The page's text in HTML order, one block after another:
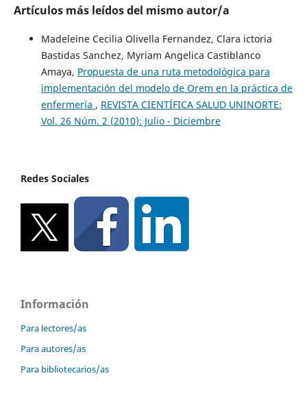
Artículos más leídos del mismo autor/a
Madeleine Cecilia Olivella Fernandez, Clara ictoria
Bastidas Sanchez, Myriam Angelica Castiblanco
Amaya, Propuesta de una ruta metodológica para
implementación del modelo de Orem en la práctica de
enfermería , REVISTA CIENTÍFICA SALUD UNINORTE:
Vol. 26 Núm. 2 (2010): Julio - Diciembre
Redes Sociales
Información
Para lectores/as
Para autores/as
Para bibliotecarios/as